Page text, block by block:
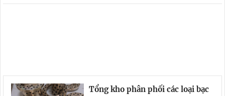
Tổng kho phân phối các loại bạc